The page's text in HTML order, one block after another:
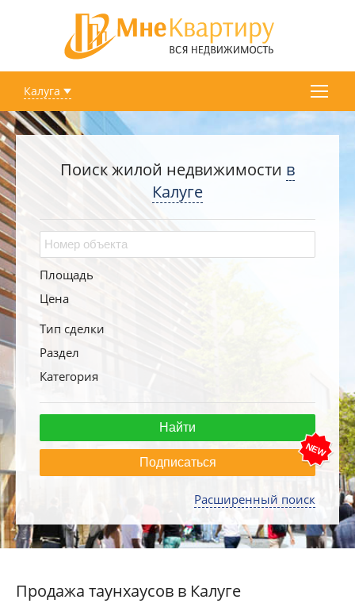
Калуга
Поиск жилой недвижимости в
Калуге
Площадь
Цена
Тип сделки
Раздел
Категория
Подписаться
Расширенный поиск
Продажа таунхаусов в Калуге